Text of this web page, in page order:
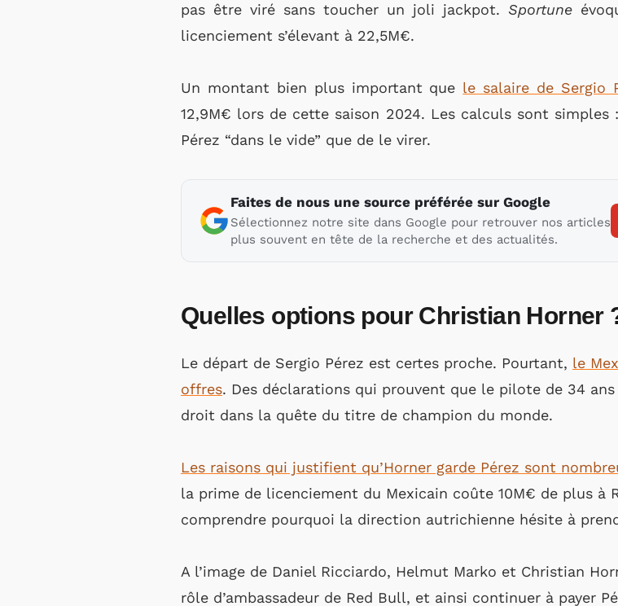
pas être viré sans toucher un joli jackpot. Sportune
licenciement s’élevant à 22,5M€.
Un montant bien plus important que le salaire de Sergio
12,9M€ lors de cette saison 2024. Les calculs sont
Pérez “dans le vide” que de le virer.
Faites de nous une source préférée sur Google
Sélectionnez notre site dans Google pour retrouver nos articles
plus souvent en tête de la recherche et des actualités.
Quelles options pour Christian Horner
Le départ de Sergio Pérez est certes proche. Pourtant, le
offres. Des déclarations qui prouvent que le pilote de 34
droit dans la quête du titre de champion du monde.
Les raisons qui justifient qu’Horner garde Pérez sont
la prime de licenciement du Mexicain coûte 10M€ de plus à
comprendre pourquoi la direction autrichienne hésite à
A l’image de Daniel Ricciardo, Helmut Marko et Christian
rôle d’ambassadeur de Red Bull, et ainsi continuer à payer